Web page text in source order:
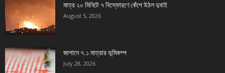
মাত্র ২০ মিনিটে ৭ বিস্ফোরণে কেঁপে উঠল দুবাই
August 5, 2026
জাপানে ৭.১ মাত্রার ভূমিকম্প
July 28, 2026